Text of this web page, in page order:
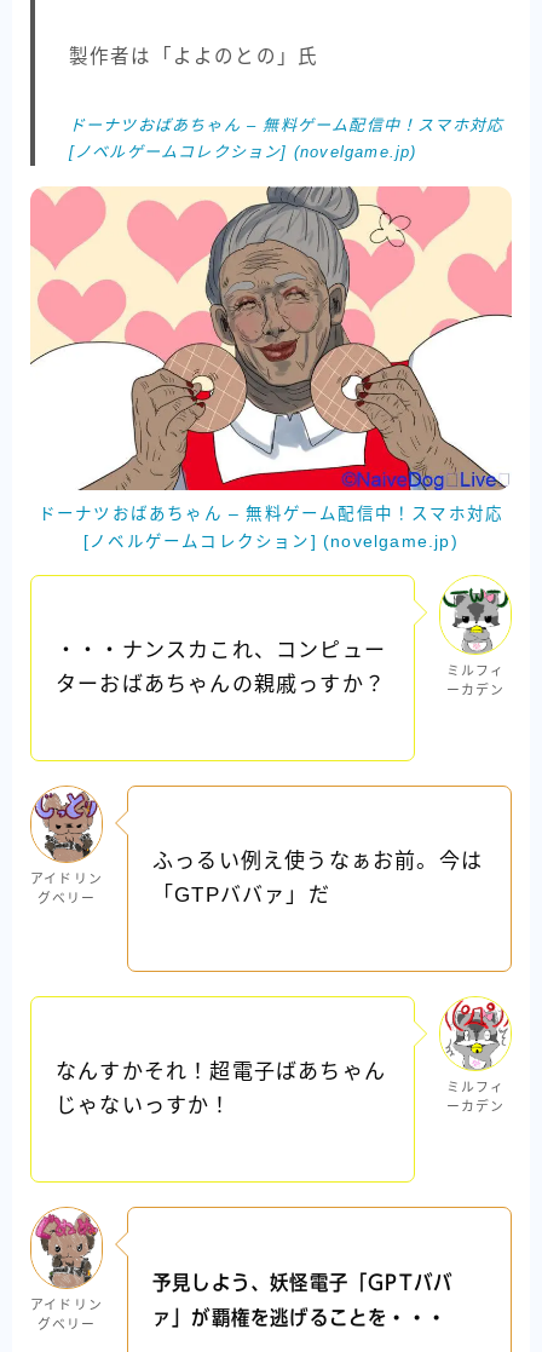
製作者は「よよのとの」氏
ドーナツおばあちゃん – 無料ゲーム配信中！スマホ対応
[ノベルゲームコレクション] (novelgame.jp)
ドーナツおばあちゃん – 無料ゲーム配信中！スマホ対応
[ノベルゲームコレクション] (novelgame.jp)
・・・ナンスカこれ、コンピュー
ターおばあちゃんの親戚っすか？
ミルフィ
ーカデン
アイドリン
グベリー
ふっるい例え使うなぁお前。今は
「GTPババァ」だ
なんすかそれ！超電子ばあちゃん
じゃないっすか！
ミルフィ
ーカデン
アイドリン
グベリー
予見しよう、妖怪電子「GPTババ
ァ」が覇権を逃げることを・・・